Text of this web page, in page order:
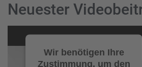
Neuester
Player
Wir benötigen Ihre
Zustimmung, um den